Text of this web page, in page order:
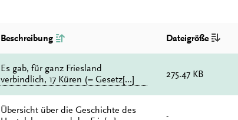
Beschreibung Dateigröße
Es gab, für ganz Friesland
verbindlich, 17 Küren (= Gesetz[...]
275.47 KB
Übersicht über die Geschichte des
-